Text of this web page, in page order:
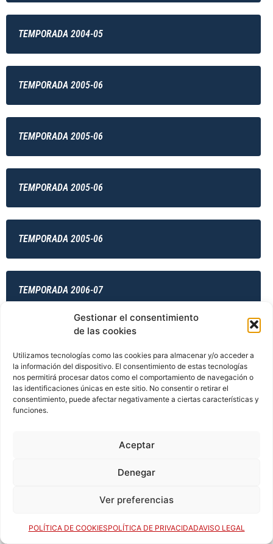
Gestionar el consentimiento
de las cookies
Utilizamos tecnologías como las cookies para almacenar y/o acceder a
la información del dispositivo. El consentimiento de estas tecnologías
nos permitirá procesar datos como el comportamiento de navegación o
las identificaciones únicas en este sitio. No consentir o retirar el
consentimiento, puede afectar negativamente a ciertas características y
funciones.
Aceptar
Denegar
Ver preferencias
POLÍTICA DE COOKIESPOLÍTICA DE PRIVACIDADAVISO LEGAL
TEMPORADA 2004-05
TEMPORADA 2005-06
TEMPORADA 2005-06
TEMPORADA 2005-06
TEMPORADA 2005-06
TEMPORADA 2006-07
TEMPORADA 2006-07
TEMPORADA 2007-08